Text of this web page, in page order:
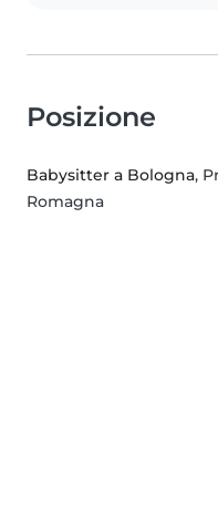
Posizione
Babysitter a Bologna,
Romagna